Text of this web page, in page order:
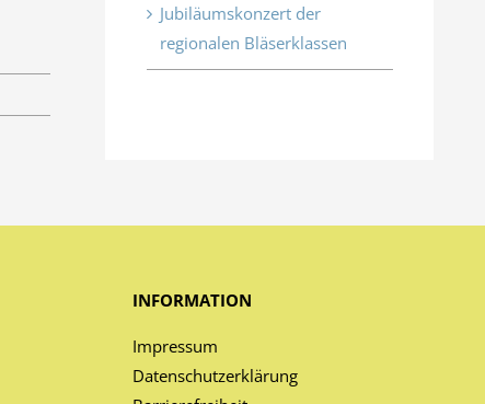
Jubiläumskonzert der
regionalen Bläserklassen
INFORMATION
Impressum
Datenschutzerklärung